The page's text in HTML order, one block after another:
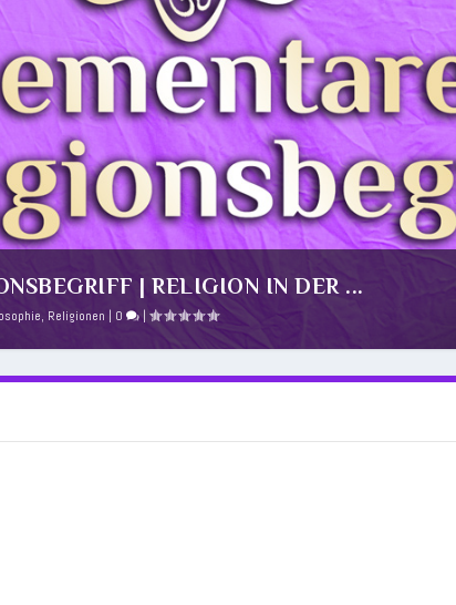
| RELIGION IN DER ...
, Religionen | 0 |